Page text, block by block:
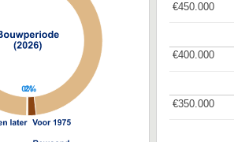
€350.000
€350.000
€400.000
€400.000
€450.000
€450.000